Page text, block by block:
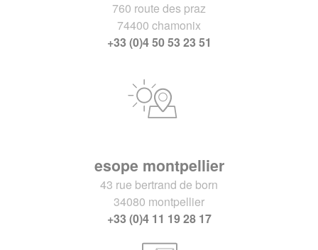
760 route des praz
74400 chamonix
+33 (0)4 50 53 23 51
esope montpellier
43 rue bertrand de born
34080 montpellier
+33 (0)4 11 19 28 17